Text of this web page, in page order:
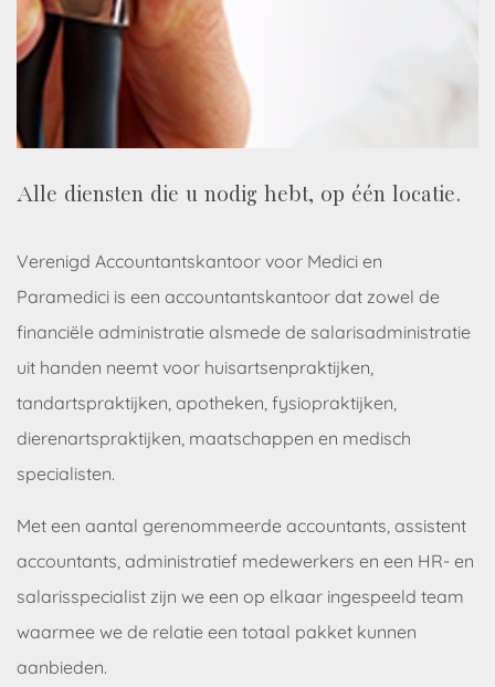
Alle diensten die u nodig hebt, op één locatie.
Verenigd Accountantskantoor voor Medici en
Paramedici is een accountantskantoor dat zowel de
financiële administratie alsmede de salarisadministratie
uit handen neemt voor huisartsenpraktijken,
tandartspraktijken, apotheken, fysiopraktijken,
dierenartspraktijken, maatschappen en medisch
specialisten.
Met een aantal gerenommeerde accountants, assistent
accountants, administratief medewerkers en een HR- en
salarisspecialist zijn we een op elkaar ingespeeld team
waarmee we de relatie een totaal pakket kunnen
aanbieden.